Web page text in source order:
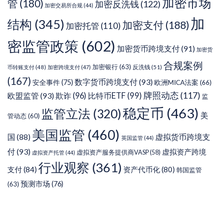
管 (180) 加密交易所合规 (44) 加密反洗钱(122)
结构 (345) 加密托管 (110) 加密支付 (188) 加
密监管政策 (602) 加密货币跨境支付(91) 加密货
币转账支付 (48) 加密跨境支付 (47) 加密银行(63) 反洗钱(51) 合规案例
(167) 安全事件(75) 数字货币跨境支付(93)欧洲MICA法案 (66)
欧盟监管 (93)欺诈 (96) 比特币ETF (99) 牌照动态 (117) 监
管动态(60) 监管立法 (320)稳定币 (463) 美
国 (88) 美国监管 (460) 英国监管 (44) 虚拟货币跨境支
付(93) 虚拟资产托管 (44) 虚拟资产服务提供商VASP(58) 虚拟资产跨境
支付(84) 行业观察 (361) 资产代币化(80) 韩国监管
(63) 预测市场 (76)